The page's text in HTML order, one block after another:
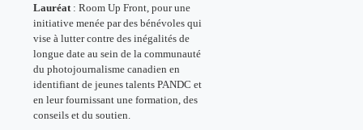
Lauréat : Room Up Front, pour une
initiative menée par des bénévoles qui
vise à lutter contre des inégalités de
longue date au sein de la communauté
du photojournalisme canadien en
identifiant de jeunes talents PANDC et
en leur fournissant une formation, des
conseils et du soutien.